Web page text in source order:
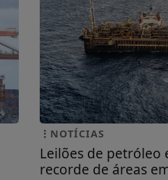
NOTÍCIAS
Leilões de
recorde de áreas